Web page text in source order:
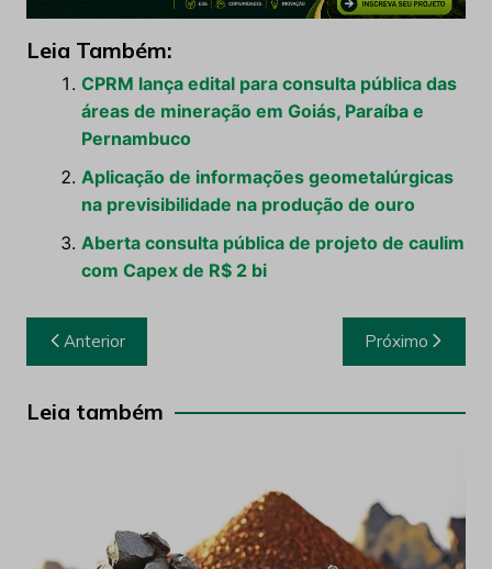
Leia Também:
CPRM lança edital para consulta pública das
áreas de mineração em Goiás, Paraíba e
Pernambuco
Aplicação de informações geometalúrgicas
na previsibilidade na produção de ouro
Aberta consulta pública de projeto de caulim
com Capex de R$ 2 bi
Navegação
de
Post
Anterior Próximo
Leia também